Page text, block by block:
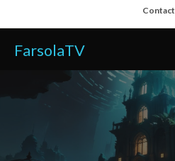
to
content
Contact
FarsolaTV